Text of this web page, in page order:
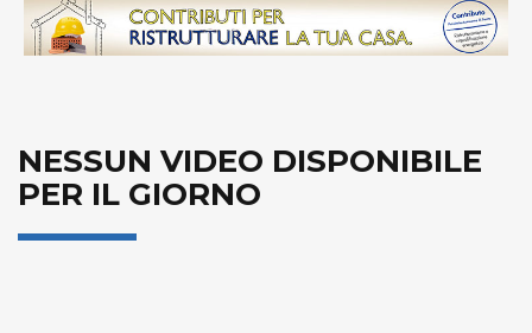
NESSUN VIDEO DISPONIBILE
PER IL GIORNO